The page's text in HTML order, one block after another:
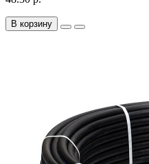
В корзину